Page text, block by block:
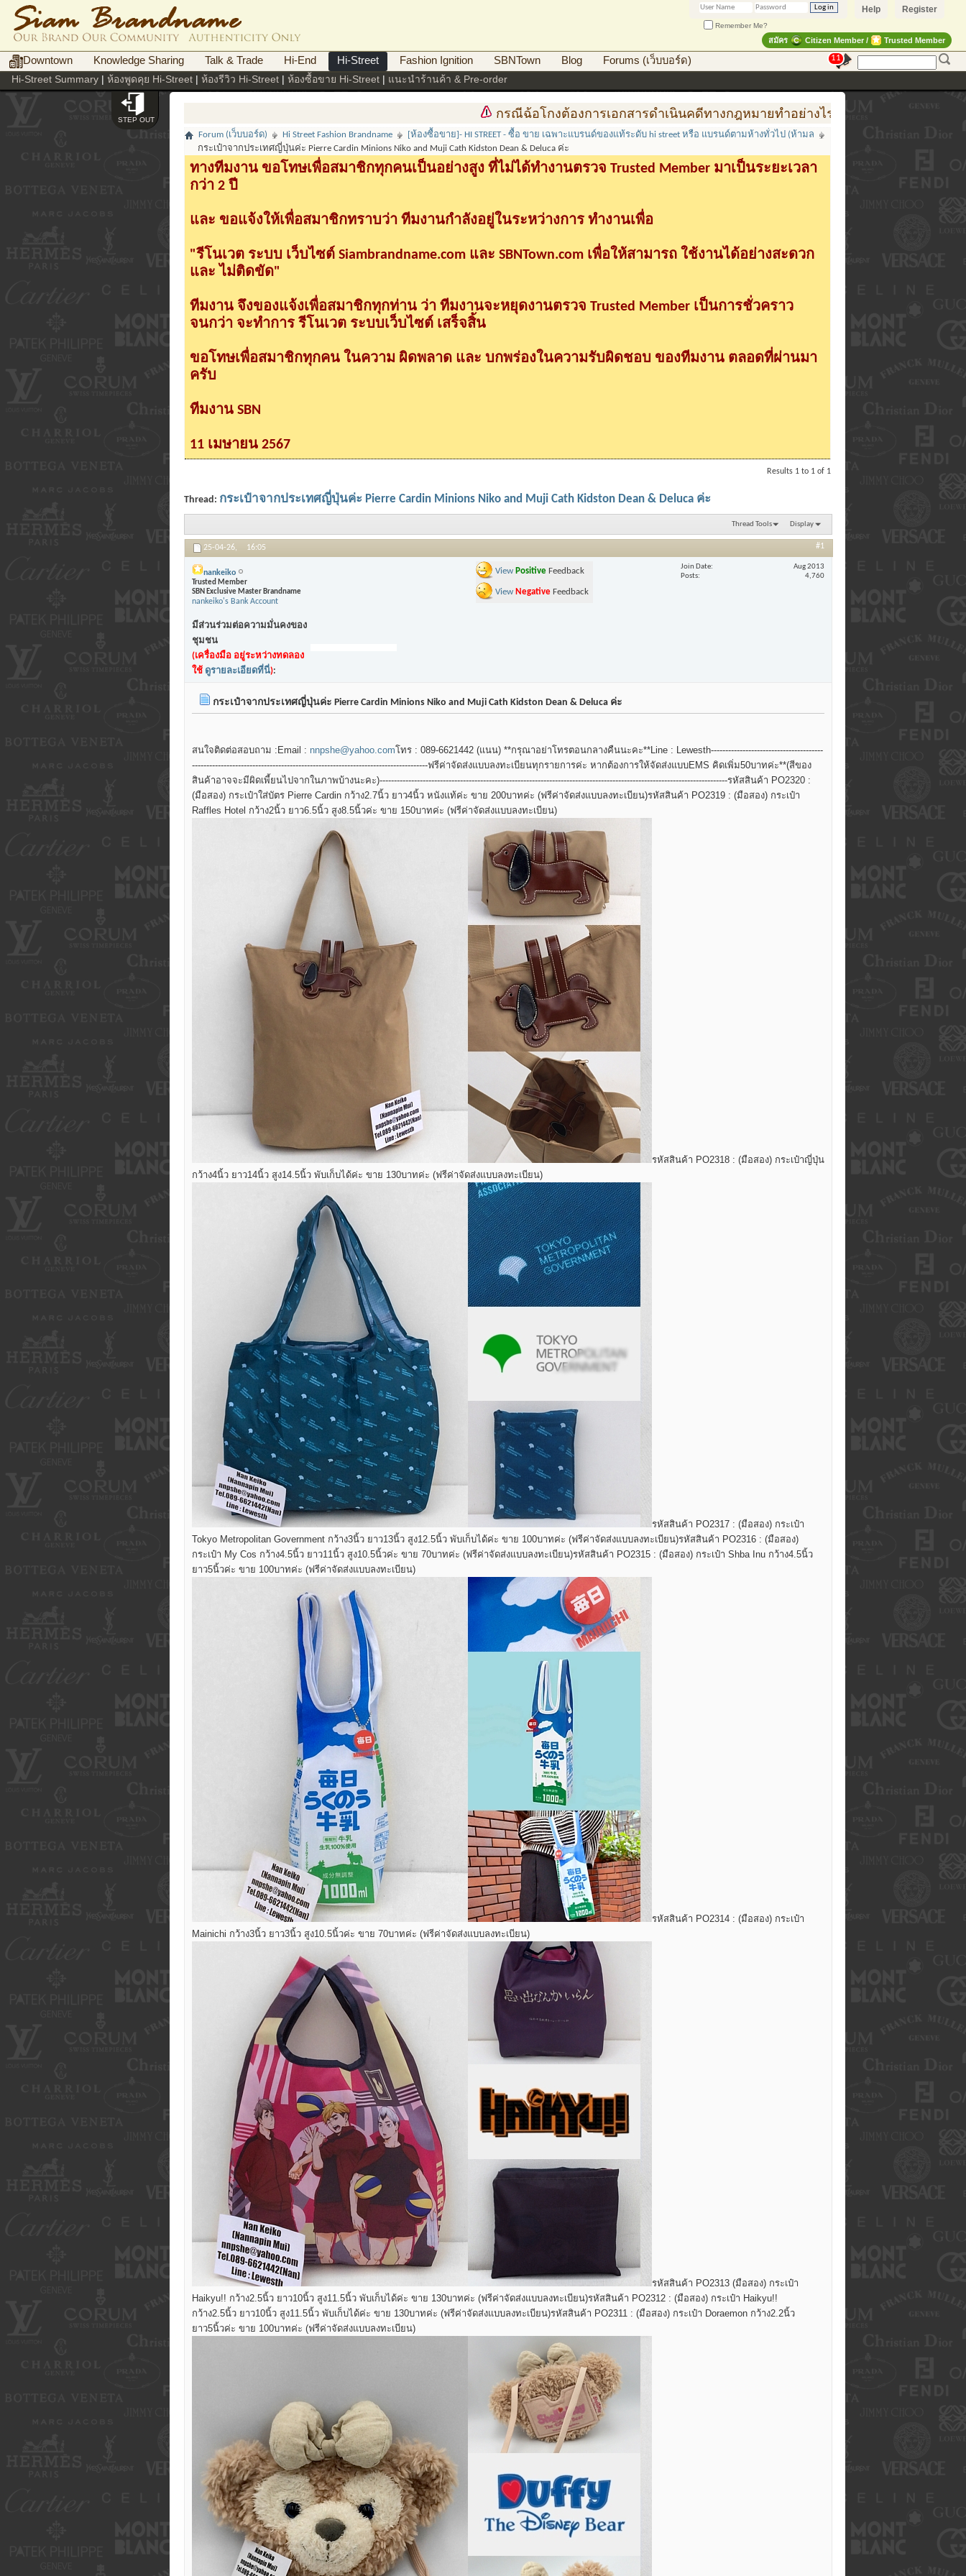
Register
Help
Remember Me?
สมัคร Citizen Member / Trusted Member
Downtown Knowledge Sharing Talk & Trade Hi-End Hi-Street Fashion Ignition SBNTown Blog Forums (เว็บบอร์ด) 11
Hi-Street Summary | ห้องพูดคุย Hi-Street | ห้องรีวิว Hi-Street | ห้องซื้อขาย Hi-Street | แนะนำร้านค้า & Pre-order
STEP OUT กรณีฉ้อโกงต้องการเอกสารดำเนินคดีทางกฎหมายทำอย่างไร การสร้าง สินค้าแฟชั่น สู่สินค้าแ
Forum (เว็บบอร์ด) Hi Street Fashion Brandname
[ห้องซื้อขาย]- HI STREET - ซื้อ ขาย เฉพาะแบรนด์ของแท้ระดับ hi street หรือ แบรนด์ตามห้างทั่วไป (ห้ามล
กระเป๋าจากประเทศญี่ปุ่นค่ะ Pierre Cardin Minions Niko and Muji Cath Kidston Dean & Deluca ค่ะ
ทางทีมงาน ขอโทษเพื่อสมาชิกทุกคนเป็นอย่างสูง ที่ไม่ได้ทำงานตรวจ Trusted Member มาเป็นระยะเวลา
กว่า 2 ปี
และ ขอแจ้งให้เพื่อสมาชิกทราบว่า ทีมงานกำลังอยู่ในระหว่างการ ทำงานเพื่อ
"รีโนเวต ระบบ เว็บไซต์ Siambrandname.com และ SBNTown.com เพื่อให้สามารถ ใช้งานได้อย่างสะดวก
และ ไม่ติดขัด"
ทีมงาน จึงของแจ้งเพื่อสมาชิกทุกท่าน ว่า ทีมงานจะหยุดงานตรวจ Trusted Member เป็นการชั่วคราว
จนกว่า จะทำการ รีโนเวต ระบบเว็บไซต์ เสร็จสิ้น
ขอโทษเพื่อสมาชิกทุกคน ในความ ผิดพลาด และ บกพร่องในความรับผิดชอบ ของทีมงาน ตลอดที่ผ่านมา
ครับ
ทีมงาน SBN
11 เมษายน 2567
Results 1 to 1 of 1
Thread: กระเป๋าจากประเทศญี่ปุ่นค่ะ Pierre Cardin Minions Niko and Muji Cath Kidston Dean & Deluca ค่ะ
Thread Tools Display
25-04-26, 16:05 #1
nankeiko
Trusted Member
SBN Exclusive Master Brandname
nankeiko's Bank Account
มีส่วนร่วมต่อความมั่นคงของ
ชุมชน
(เครื่องมือ อยู่ระหว่างทดลอง
ใช้ ดูรายละเอียดที่นี่):
View Positive Feedback
View Negative Feedback
Join Date
Aug 2013
Posts
4,760
กระเป๋าจากประเทศญี่ปุ่นค่ะ Pierre Cardin Minions Niko and Muji Cath Kidston Dean & Deluca ค่ะ
สนใจติดต่อสอบถาม :Email : nnpshe@yahoo.comโทร : 089-6621442 (แนน) **กรุณาอย่าโทรตอนกลางคืนนะคะ**Line : Lewesth---------------------------------------
----------------------------------------------------------------------------------ฟรีค่าจัดส่งแบบลงทะเบียนทุกรายการค่ะ หากต้องการให้จัดส่งแบบEMS คิดเพิ่ม50บาทค่ะ**(สีของ
สินค้าอาจจะมีผิดเพี้ยนไปจากในภาพบ้างนะคะ)-------------------------------------------------------------------------------------------------------------------------รหัสสินค้า PO2320 :
(มือสอง) กระเป๋าใส่บัตร Pierre Cardin กว้าง2.7นิ้ว ยาว4นิ้ว หนังแท้ค่ะ ขาย 200บาทค่ะ (ฟรีค่าจัดส่งแบบลงทะเบียน)รหัสสินค้า PO2319 : (มือสอง) กระเป๋า
Raffles Hotel กว้าง2นิ้ว ยาว6.5นิ้ว สูง8.5นิ้วค่ะ ขาย 150บาทค่ะ (ฟรีค่าจัดส่งแบบลงทะเบียน)
รหัสสินค้า PO2318 : (มือสอง) กระเป๋าญี่ปุ่น
กว้าง4นิ้ว ยาว14นิ้ว สูง14.5นิ้ว พับเก็บได้ค่ะ ขาย 130บาทค่ะ (ฟรีค่าจัดส่งแบบลงทะเบียน)
รหัสสินค้า PO2317 : (มือสอง) กระเป๋า
Tokyo Metropolitan Government กว้าง3นิ้ว ยาว13นิ้ว สูง12.5นิ้ว พับเก็บได้ค่ะ ขาย 100บาทค่ะ (ฟรีค่าจัดส่งแบบลงทะเบียน)รหัสสินค้า PO2316 : (มือสอง)
กระเป๋า My Cos กว้าง4.5นิ้ว ยาว11นิ้ว สูง10.5นิ้วค่ะ ขาย 70บาทค่ะ (ฟรีค่าจัดส่งแบบลงทะเบียน)รหัสสินค้า PO2315 : (มือสอง) กระเป๋า Shba Inu กว้าง4.5นิ้ว
ยาว5นิ้วค่ะ ขาย 100บาทค่ะ (ฟรีค่าจัดส่งแบบลงทะเบียน)
รหัสสินค้า PO2314 : (มือสอง) กระเป๋า
Mainichi กว้าง3นิ้ว ยาว3นิ้ว สูง10.5นิ้วค่ะ ขาย 70บาทค่ะ (ฟรีค่าจัดส่งแบบลงทะเบียน)
รหัสสินค้า PO2313 (มือสอง) กระเป๋า
Haikyu!! กว้าง2.5นิ้ว ยาว10นิ้ว สูง11.5นิ้ว พับเก็บได้ค่ะ ขาย 130บาทค่ะ (ฟรีค่าจัดส่งแบบลงทะเบียน)รหัสสินค้า PO2312 : (มือสอง) กระเป๋า Haikyu!!
กว้าง2.5นิ้ว ยาว10นิ้ว สูง11.5นิ้ว พับเก็บได้ค่ะ ขาย 130บาทค่ะ (ฟรีค่าจัดส่งแบบลงทะเบียน)รหัสสินค้า PO2311 : (มือสอง) กระเป๋า Doraemon กว้าง2.2นิ้ว
ยาว5นิ้วค่ะ ขาย 100บาทค่ะ (ฟรีค่าจัดส่งแบบลงทะเบียน)